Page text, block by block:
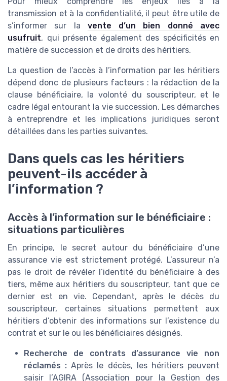
transmission et à la confidentialité, il peut être utile de
s’informer sur la vente d’un bien donné avec
usufruit, qui présente également des spécificités en
matière de succession et de droits des héritiers.
La question de l’accès à l’information par les héritiers
dépend donc de plusieurs facteurs : la rédaction de la
clause bénéficiaire, la volonté du souscripteur, et le
cadre légal entourant la vie succession. Les démarches
à entreprendre et les implications juridiques seront
détaillées dans les parties suivantes.
Dans quels cas les héritiers
peuvent-ils accéder à
l’information ?
Accès à l’information sur le bénéficiaire :
situations particulières
En principe, le secret autour du bénéficiaire d’une
assurance vie est strictement protégé. L’assureur n’a
pas le droit de révéler l’identité du bénéficiaire à des
tiers, même aux héritiers du souscripteur, tant que ce
dernier est en vie. Cependant, après le décès du
souscripteur, certaines situations permettent aux
héritiers d’obtenir des informations sur l’existence du
contrat et sur le ou les bénéficiaires désignés.
Recherche de contrats d’assurance vie non
réclamés : Après le décès, les héritiers peuvent
saisir l’AGIRA (Association pour la Gestion des